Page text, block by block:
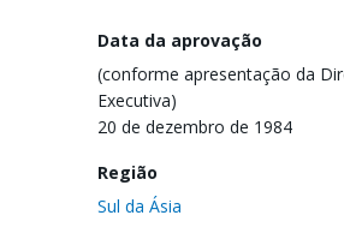
Data da aprovação
(conforme apresentação da
Executiva)
20 de dezembro de 1984
Região
Sul da Ásia